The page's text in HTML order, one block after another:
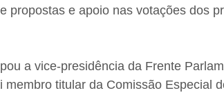
propostas e apoio nas votações dos
a vice-presidência da Frente
titular da Comissão Especial